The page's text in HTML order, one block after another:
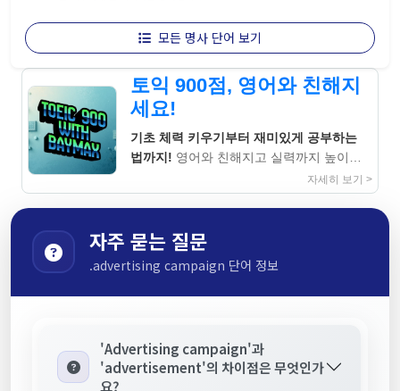
모든 명사 단어 보기
토익 900점, 영어와 친해지
세요!
기초 체력 키우기부터 재미있게 공부하는
법까지! 영어와 친해지고 실력까지 높이는
자세히 보기 >
자주 묻는 질문
.advertising campaign 단어 정보
'Advertising campaign'과
'advertisement'의 차이점은 무엇인가
요?